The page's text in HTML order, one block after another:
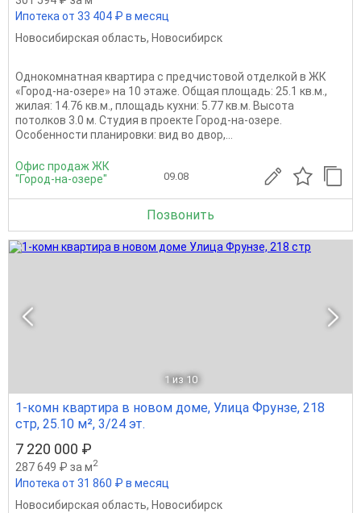
Ипотека от 33 404 ₽ в месяц
Новосибирская область, Новосибирск
Однокомнатная квартира с предчистовой отделкой в ЖК
«Город-на-озере» на 10 этаже. Общая площадь: 25.1 кв.м.,
жилая: 14.76 кв.м., площадь кухни: 5.77 кв.м. Высота
потолков 3.0 м. Студия в проекте Город-на-озере.
Особенности планировки: вид во двор,...
Офис продаж ЖК
"Город-на-озере"
09.08
Позвонить
1 из 10
1-комн квартира в новом доме, Улица Фрунзе, 218
стр, 25.10 м², 3/24 эт.
7 220 000 ₽
287 649 ₽ за м2
Ипотека от 31 860 ₽ в месяц
Новосибирская область, Новосибирск